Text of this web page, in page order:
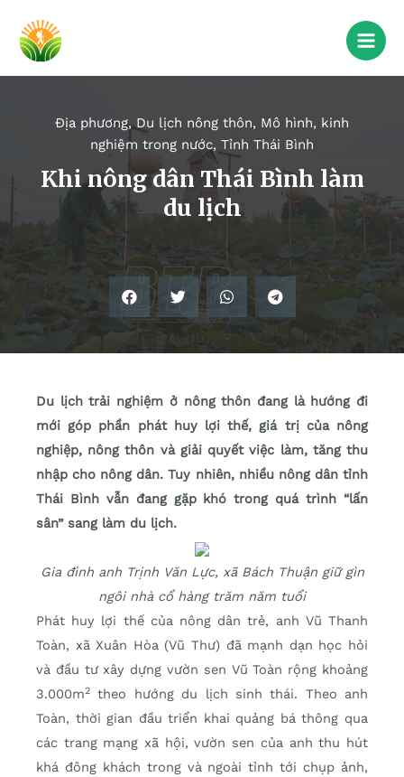
Địa phương, Du lịch nông thôn, Mô hình, kinh
nghiệm trong nước, Tỉnh Thái Bình
Khi nông dân Thái Bình làm
du lịch
Du lịch trải nghiệm ở nông thôn đang là hướng đi
mới góp phần phát huy lợi thế, giá trị của nông
nghiệp, nông thôn và giải quyết việc làm, tăng thu
nhập cho nông dân. Tuy nhiên, nhiều nông dân tỉnh
Thái Bình vẫn đang gặp khó trong quá trình “lấn
sân” sang làm du lịch.
Gia đình anh Trịnh Văn Lực, xã Bách Thuận giữ gìn
ngôi nhà cổ hàng trăm năm tuổi
Phát huy lợi thế của nông dân trẻ, anh Vũ Thanh
Toàn, xã Xuân Hòa (Vũ Thư) đã mạnh dạn học hỏi
và đầu tư xây dựng vườn sen Vũ Toàn rộng khoảng
3.000m2
theo hướng du lịch sinh thái. Theo anh
Toàn, thời gian đầu triển khai quảng bá thông qua
các trang mạng xã hội, vườn sen của anh thu hút
khá đông khách trong và ngoài tỉnh tới chụp ảnh,